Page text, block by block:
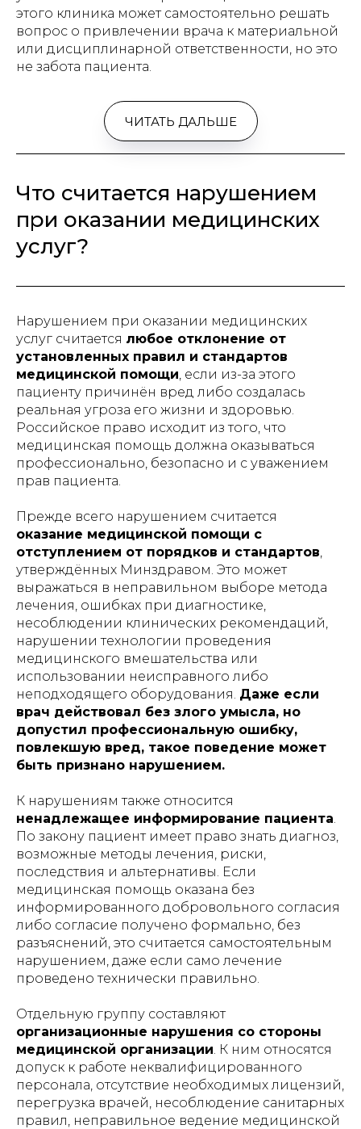
этого клиника может самостоятельно решать
вопрос о привлечении врача к материальной
или дисциплинарной ответственности, но это
не забота пациента.
ЧИТАТЬ ДАЛЬШЕ
Что считается нарушением
при оказании медицинских
услуг?
Нарушением при оказании медицинских
услуг считается любое отклонение от
установленных правил и стандартов
медицинской помощи, если из-за этого
пациенту причинён вред либо создалась
реальная угроза его жизни и здоровью.
Российское право исходит из того, что
медицинская помощь должна оказываться
профессионально, безопасно и с уважением
прав пациента.
Прежде всего нарушением считается
оказание медицинской помощи с
отступлением от порядков и стандартов,
утверждённых Минздравом. Это может
выражаться в неправильном выборе метода
лечения, ошибках при диагностике,
несоблюдении клинических рекомендаций,
нарушении технологии проведения
медицинского вмешательства или
использовании неисправного либо
неподходящего оборудования. Даже если
врач действовал без злого умысла, но
допустил профессиональную ошибку,
повлекшую вред, такое поведение может
быть признано нарушением.
К нарушениям также относится
ненадлежащее информирование пациента.
По закону пациент имеет право знать диагноз,
возможные методы лечения, риски,
последствия и альтернативы. Если
медицинская помощь оказана без
информированного добровольного согласия
либо согласие получено формально, без
разъяснений, это считается самостоятельным
нарушением, даже если само лечение
проведено технически правильно.
Отдельную группу составляют
организационные нарушения со стороны
медицинской организации. К ним относятся
допуск к работе неквалифицированного
персонала, отсутствие необходимых лицензий,
перегрузка врачей, несоблюдение санитарных
правил, неправильное ведение медицинской